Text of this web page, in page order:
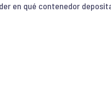
en qué contenedor